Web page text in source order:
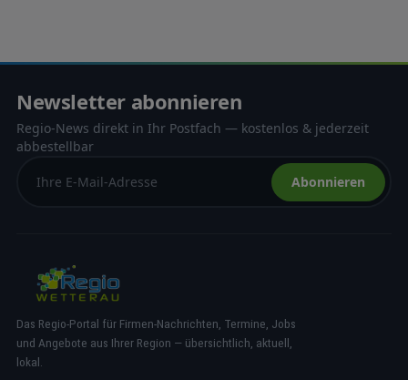
Newsletter abonnieren
Regio-News direkt in Ihr Postfach — kostenlos & jederzeit
abbestellbar
Abonnieren
Das Regio-Portal für Firmen-Nachrichten, Termine, Jobs
und Angebote aus Ihrer Region — übersichtlich, aktuell,
lokal.